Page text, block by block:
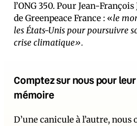
l’ONG 350. Pour Jean-
de Greenpeace France : «le
les États-Unis pour poursuivre
crise climatique».
Comptez sur nous pour
mémoire
D’une canicule à l’autre, nous